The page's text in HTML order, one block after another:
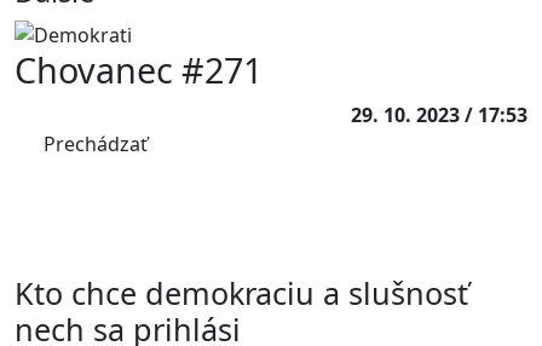
Prechádzať
Chovanec #271
29. 10. 2023 / 17:53
Kto chce demokraciu a slušnosť
nech sa prihlási